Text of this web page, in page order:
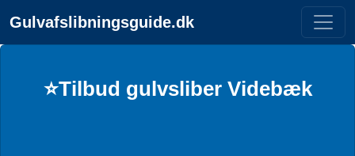
Gulvafslibningsguide.dk
⭐Tilbud gulvsliber Videbæk